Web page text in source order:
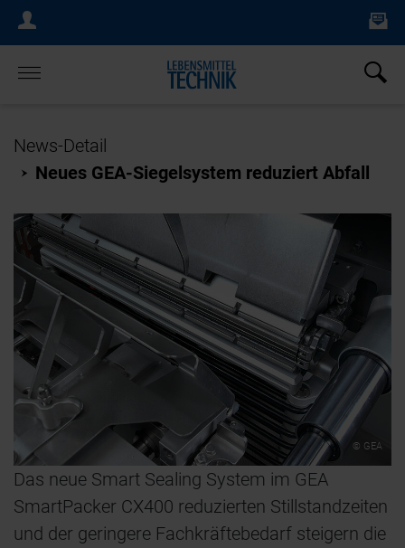
Login Menu
Home
News-Detail
Neues GEA-Siegelsystem reduziert Abfall
© GEA
Das neue Smart Sealing System im GEA
SmartPacker CX400 reduzierten Stillstandzeiten
und der geringere Fachkräftebedarf steigern die
×